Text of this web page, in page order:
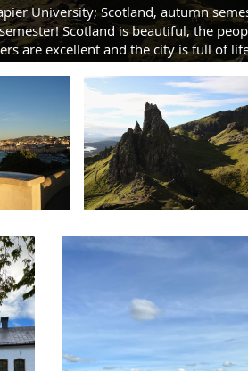
University; Scotland, autumn
Scotland is beautiful, the
are excellent and the city is full of